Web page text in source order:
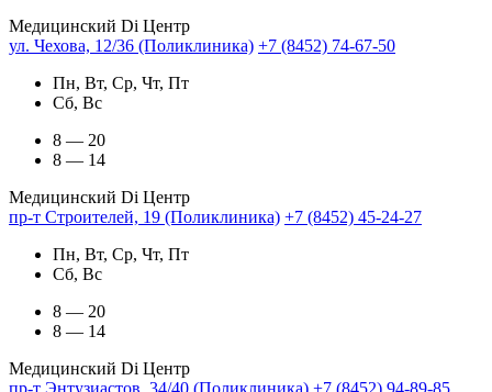
Медицинский Di Центр
ул. Чехова, 12/36 (Поликлиника) +7 (8452) 74-67-50
Пн, Вт, Ср, Чт, Пт
Сб, Вс
8 — 20
8 — 14
Медицинский Di Центр
пр-т Строителей, 19 (Поликлиника) +7 (8452) 45-24-27
Пн, Вт, Ср, Чт, Пт
Сб, Вс
8 — 20
8 — 14
Медицинский Di Центр